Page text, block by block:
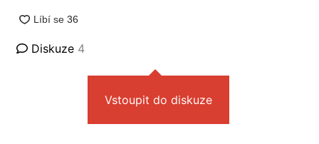
Diskuze 4
Vstoupit do diskuze